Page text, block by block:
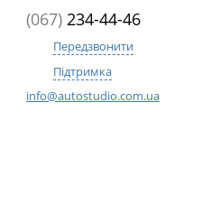
(067) 234-44-46
Передзвонити
Підтримка
info@autostudio.com.ua